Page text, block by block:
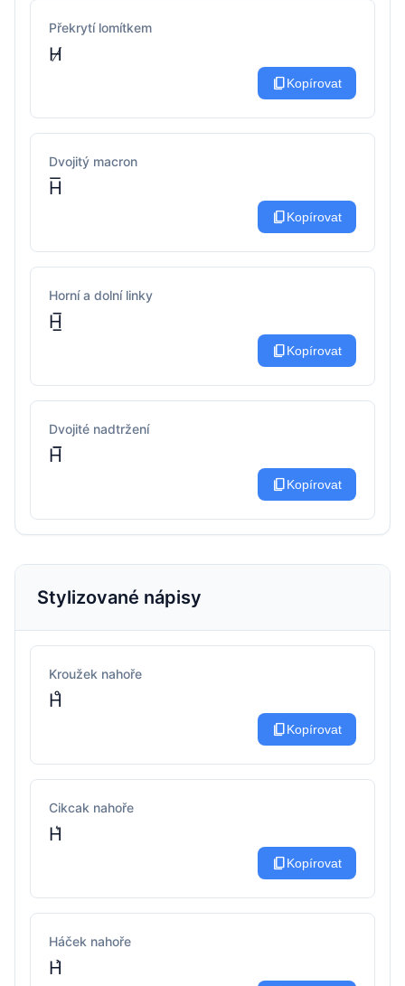
Překrytí lomítkem
H̸
content_copyKopírovat
Dvojitý macron
H͞
content_copyKopírovat
Horní a dolní linky
H̲̅
content_copyKopírovat
Dvojité nadtržení
H̅̅
content_copyKopírovat
Stylizované nápisy
Kroužek nahoře
H̊
content_copyKopírovat
Cikcak nahoře
H͛
content_copyKopírovat
Háček nahoře
H̉